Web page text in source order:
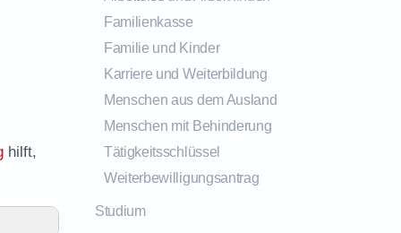
hilft,
Familienkasse
Familie und Kinder
Karriere und Weiterbildung
Menschen aus dem Ausland
Menschen mit Behinderung
Tätigkeitsschlüssel
Weiterbewilligungsantrag
Studium